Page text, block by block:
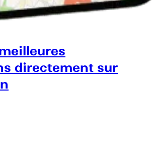
directement sur